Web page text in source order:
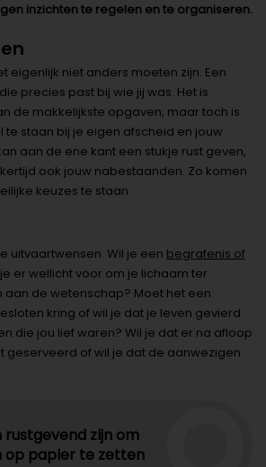
inzichten te regelen en te organiseren.
eigenlijk niet anders moeten zijn. Een
precies past bij wie jij was. Het is
de makkelijkste opgaven, maar toch is
te staan bij je eigen afscheid en jouw
aan de ene kant een stukje rust geven,
ook jouw nabestaanden. Zo komen
keuzes te staan.
uitvaartwensen. Wil je een begrafenis of
er wellicht voor om je lichaam ter
aan de wetenschap? Moet het een
kring of wil je dat je leven gevierd
die jou lief waren? Wil je dat er na afloop
geserveerd of wil je dat de aanwezigen
rustgevend zijn om
op papier te zetten